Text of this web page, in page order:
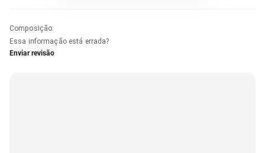
Composição:
Essa informação está errada?
Enviar revisão